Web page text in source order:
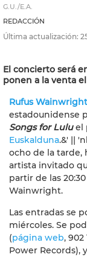
G.U./E.A.
REDACCIÓN
Última actualización:
El concierto será
ponen a la venta
Rufus Wainwright
estadounidense
Songs for Luluel
Euskalduna.&' ||
ocho de la tarde,
artista invitado
partir de las
Wainwright.
Las entradas se
miércoles. Se
(página web, 902
Power Records),